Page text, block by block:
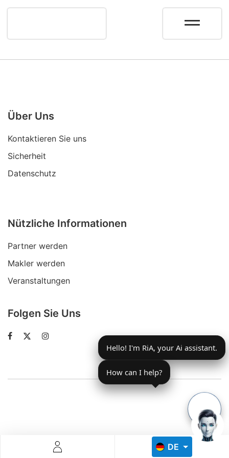
DE
Über Uns
Kontaktieren Sie uns
Sicherheit
Datenschutz
Nützliche Informationen
Partner werden
Makler werden
Veranstaltungen
Folgen Sie Uns
Platformă integrată pentru managementul flotei de roboți
Monitorizare în timp real și analiză date
Conectează roboți, software și servicii într-o singură
Scalabil de la 1 robot la zeci de unități
Hello! I'm RiA, your Ai assistant.
How can I help?